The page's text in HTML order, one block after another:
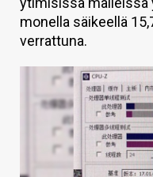
KAUPPA
HAKU
monella säikeellä
verrattuna.